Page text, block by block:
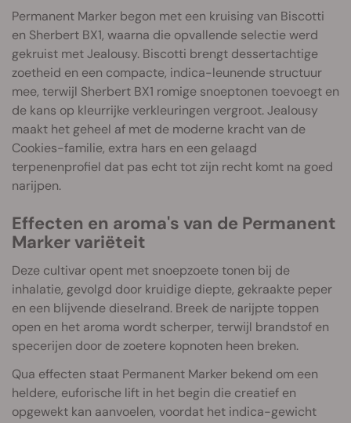
Permanent Marker begon met een kruising van Biscotti
en Sherbert BX1, waarna die opvallende selectie werd
gekruist met Jealousy. Biscotti brengt dessertachtige
zoetheid en een compacte, indica-leunende structuur
mee, terwijl Sherbert BX1 romige snoeptonen toevoegt en
de kans op kleurrijke verkleuringen vergroot. Jealousy
maakt het geheel af met de moderne kracht van de
Cookies-familie, extra hars en een gelaagd
terpenenprofiel dat pas echt tot zijn recht komt na goed
narijpen.
Effecten en aroma's van de Permanent
Marker variëteit
Deze cultivar opent met snoepzoete tonen bij de
inhalatie, gevolgd door kruidige diepte, gekraakte peper
en een blijvende dieselrand. Breek de narijpte toppen
open en het aroma wordt scherper, terwijl brandstof en
specerijen door de zoetere kopnoten heen breken.
Qua effecten staat Permanent Marker bekend om een
heldere, euforische lift in het begin die creatief en
opgewekt kan aanvoelen, voordat het indica-gewicht